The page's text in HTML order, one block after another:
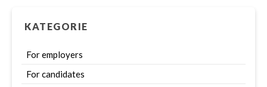
KATEGORIE
For employers
For candidates